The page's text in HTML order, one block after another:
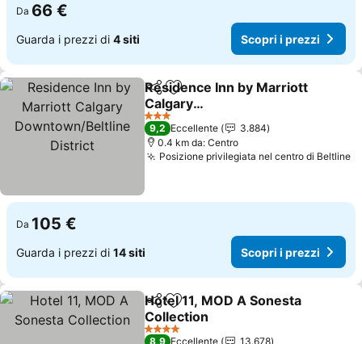
Da 66 €
Guarda i prezzi di 4 siti Scopri i prezzi
CondividiAggiungi ai preferiti
Residence Inn by Marriott
Calgary
Downtown/Beltline
District
Scopri i prezzi
3 Stelle
9,2 Eccellente
3.884
0.4 km da: Centro
Posizione privilegiata nel centro di Beltline
Da 105 €
Guarda i prezzi di 14 siti Scopri i prezzi
CondividiAggiungi ai preferiti
Hotel 11, MOD A Sonesta
Collection
Scopri i prezzi
4 Stelle
8,9 Eccellente 13.678